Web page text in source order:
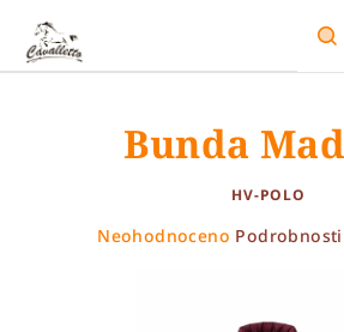
obsah
Bunda
HV-POLO
Průměrné
Neohodnoceno